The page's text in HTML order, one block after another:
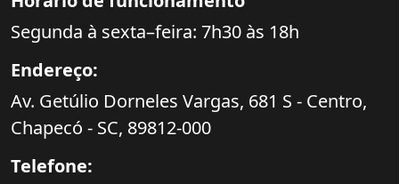
Segunda à sexta–feira: 7h30 às 18h
Endereço:
Av. Getúlio Dorneles Vargas, 681 S - Centro,
Chapecó - SC, 89812-000
Telefone: